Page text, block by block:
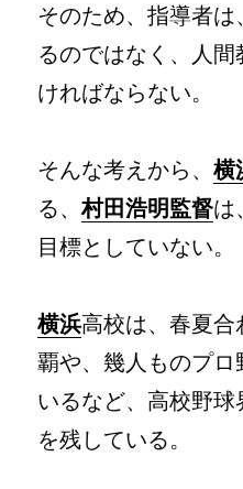
そのため、指導者は
るのではなく、人
ければならない。
そんな考えから、横
る、村田浩明監督は
目標としていない。
横浜高校は、春夏
覇や、幾人ものプ
いるなど、高校野
を残している。